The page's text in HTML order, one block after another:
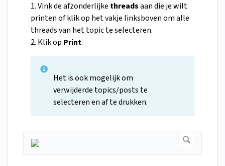
1. Vink de afzonderlijke threadsaan die je wilt
printen of klik op het vakje linksboven om alle
threads van het topic te selecteren.
2. Klik op Print.
Het is ook mogelijk om
verwijderde topics/posts te
selecteren en af te drukken.